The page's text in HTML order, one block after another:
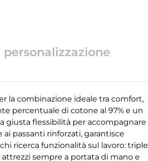
personalizzazione
la combinazione ideale tra comfort,
percentuale di cotone al 97% e un
giusta flessibilità per accompagnare
passanti rinforzati, garantisce
ricerca funzionalità sul lavoro: triple
sempre a portata di mano e